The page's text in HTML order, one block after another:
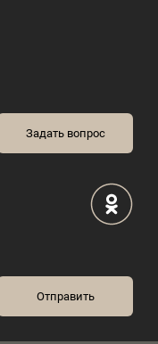
Задать вопрос